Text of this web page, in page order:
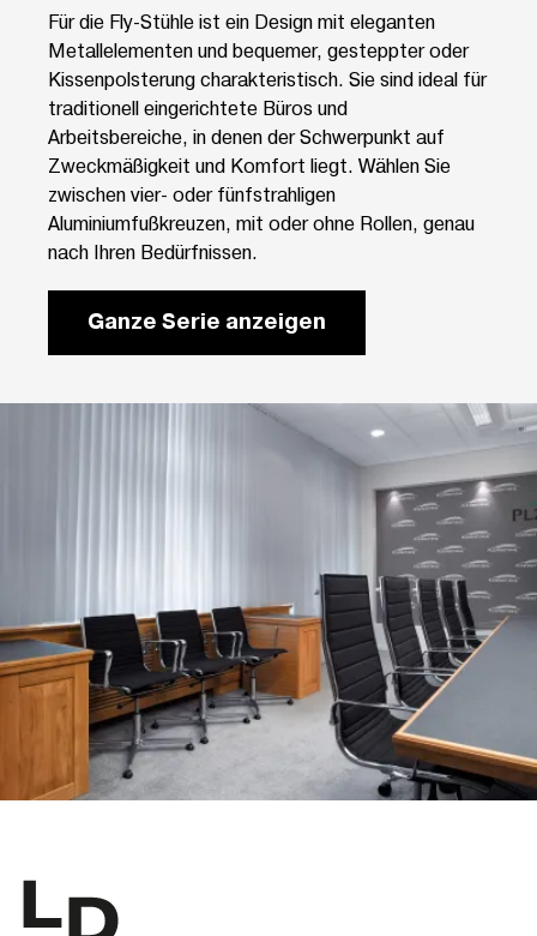
Für die Fly-Stühle ist ein Design mit eleganten
Metallelementen und bequemer, gesteppter oder
Kissenpolsterung charakteristisch. Sie sind ideal für
traditionell eingerichtete Büros und
Arbeitsbereiche, in denen der Schwerpunkt auf
Zweckmäßigkeit und Komfort liegt. Wählen Sie
zwischen vier- oder fünfstrahligen
Aluminiumfußkreuzen, mit oder ohne Rollen, genau
nach Ihren Bedürfnissen.
Ganze Serie anzeigen